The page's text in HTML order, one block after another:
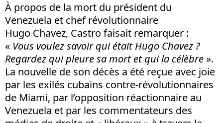
À propos de la mort du président du
Venezuela et chef révolutionnaire
Hugo Chavez, Castro faisait remarquer :
« Vous voulez savoir qui était Hugo Chavez ?
Regardez qui pleure sa mort et qui la célèbre ».
La nouvelle de son décès a été reçue avec joie
par les exilés cubains contre-révolutionnaires
de Miami, par l’opposition réactionnaire au
Venezuela et par les commentateurs des